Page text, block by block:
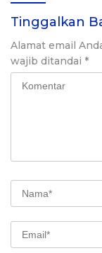
Tinggalkan
Alamat email
wajib ditandai *